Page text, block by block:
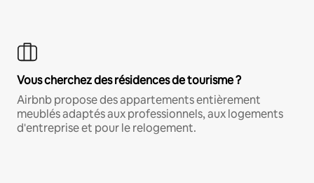
Vous cherchez des résidences de tourisme ?
Airbnb propose des appartements entièrement
meublés adaptés aux professionnels, aux logements
d'entreprise et pour le relogement.